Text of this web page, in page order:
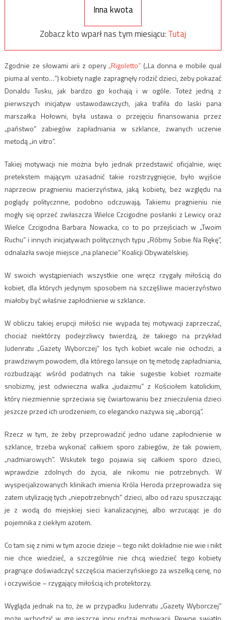
Inna kwota
Zobacz kto wparł nas tym miesiącu: Tutaj
Zgodnie ze słowami arii z opery„Rigoletto” („La donna e mobile qual
piuma al vento…”) kobiety nagle zapragnęły rodzić dzieci, żeby pokazać
Donaldu Tusku, jak bardzo go kochają i w ogóle. Toteż jedną z
pierwszych inicjatyw ustawodawczych, jaka trafiła do laski pana
marszałka Hołowni, była ustawa o przejęciu finansowania przez
„państwo” zabiegów zapładniania w szklance, zwanych uczenie
metodą „in vitro”.
Takiej motywacji nie można było jednak przedstawić oficjalnie, więc
pretekstem mającym uzasadnić takie rozstrzygnięcie, było wyjście
naprzeciw pragnieniu macierzyństwa, jaką kobiety, bez względu na
poglądy politycznne, podobno odczuwają. Takiemu pragnieniu nie
mogły się oprzeć zwłaszcza Wielce Czcigodne posłanki z Lewicy oraz
Wielce Czcigodna Barbara Nowacka, co to po przejściach w „Twoim
Ruchu” i innych inicjatywach politycznych typu „Róbmy Sobie Na Rękę”,
odnalazła swoje miejsce „na planecie” Koalicji Obywatelskiej.
W swoich wystąpieniach wszystkie one wręcz rzygały miłością do
kobiet, dla których jedynym sposobem na szczęśliwe macierzyństwo
miałoby być właśnie zapłodnienie w szklance.
W obliczu takiej erupcji miłości nie wypada tej motywacji zaprzeczać,
chociaż niektórzy podejrzliwcy twierdzą, że takiego na przykład
Judenratu „Gazety Wyborczej” los tych kobiet wcale nie ochodzi, a
prawdziwym powodem, dla którego lansuje on tę metodę zapładniania,
rozbudzając wśród podatnych na takie sugestie kobiet rozmaite
snobizmy, jest odwieczna walka „judaizmu” z Kościołem katolickim,
który niezmiennie sprzeciwia się ćwiartowaniu bez znieczulenia dzieci
jeszcze przed ich urodzeniem, co elegancko nazywa się „aborcją”.
Rzecz w tym, że żeby przeprowadzić jedno udane zapłodnienie w
szklance, trzeba wykonać całkiem sporo zabiegów, że tak powiem,
„nadmiarowych”. Wskutek tego pojawia się całkiem sporo dzieci,
wprawdzie zdolnych do życia, ale nikomu nie potrzebnych. W
wyspecjalizowanych klinikach imienia Króla Heroda przeprowadza się
zatem utylizację tych „niepotrzebnych” dzieci, albo od razu spuszczając
je z wodą do miejskiej sieci kanalizacyjnej, albo wrzucając je do
pojemnika z ciekłym azotem.
Co tam się z nimi w tym azocie dzieje – tego nikt dokładnie nie wie i nikt
nie chce wiedzieć, a szczególnie nie chcą wiedzieć tego kobiety
pragnące doświadczyć szczęścia macierzyńskiego za wszelką cenę, no
i oczywiście – rzygający miłością ich protektorzy.
Wygląda jednak na to, że w przypadku Judenratu „Gazety Wyborczej”